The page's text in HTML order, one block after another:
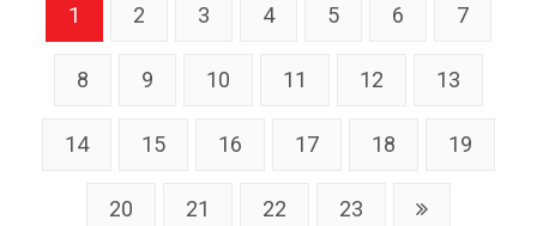
1 2 3 4 5 6 7
8 9 10 11 12 13
14 15 16 17 18 19
20 21 22 23